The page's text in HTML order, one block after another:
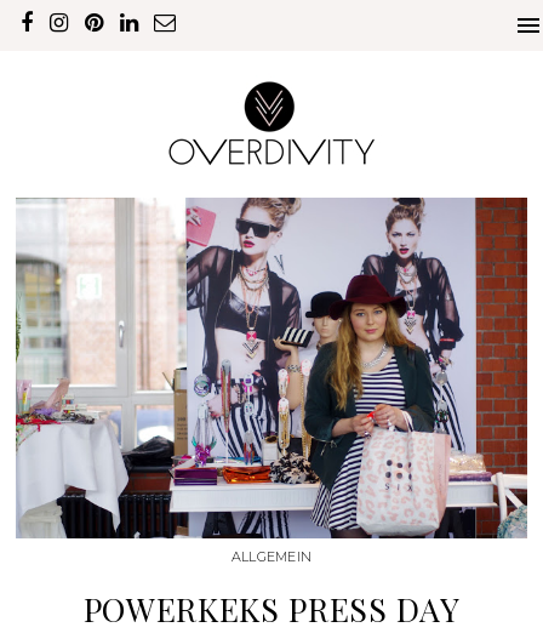
ALLGEMEIN
POWERKEKS PRESS DAY